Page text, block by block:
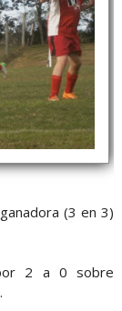
(3 en 3)
2 a 0 sobre